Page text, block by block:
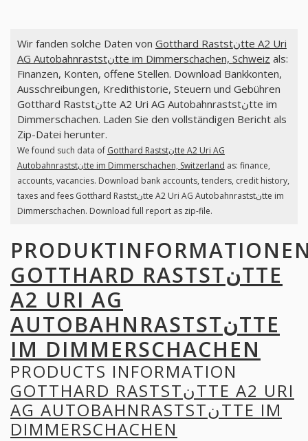
Wir fanden solche Daten von Gotthard Raststنtte A2 Uri
AG Autobahnraststنtte im Dimmerschachen, Schweiz als:
Finanzen, Konten, offene Stellen. Download Bankkonten,
Ausschreibungen, Kredithistorie, Steuern und Gebühren
Gotthard Raststنtte A2 Uri AG Autobahnraststنtte im
Dimmerschachen. Laden Sie den vollständigen Bericht als
Zip-Datei herunter.
We found such data of Gotthard Raststنtte A2 Uri AG
Autobahnraststنtte im Dimmerschachen, Switzerland as: finance,
accounts, vacancies. Download bank accounts, tenders, credit history,
taxes and fees Gotthard Raststنtte A2 Uri AG Autobahnraststنtte im
Dimmerschachen. Download full report as zip-file.
GOTTHARD RASTSTنTTE
A2 URI AG
AUTOBAHNRASTSTنTTE
IM DIMMERSCHACHEN
PRODUCTS INFORMATION
GOTTHARD RASTSTنTTE A2 URI
AG AUTOBAHNRASTSTنTTE IM
DIMMERSCHACHEN